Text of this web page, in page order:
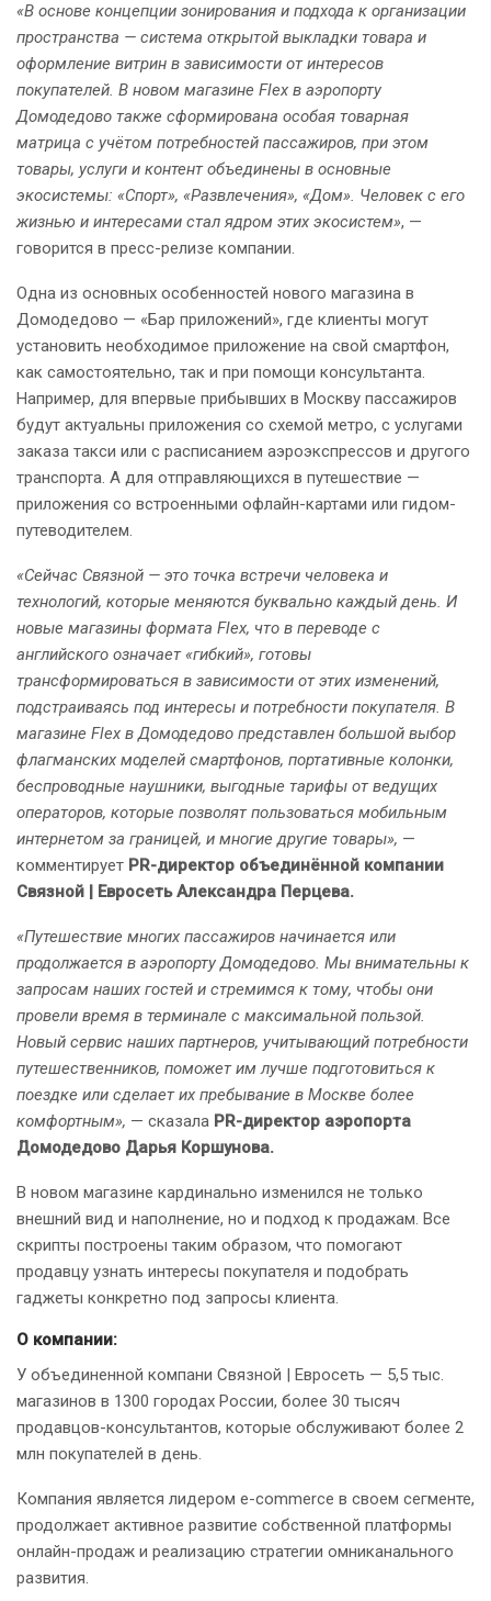
«В основе концепции зонирования и подхода к организации
пространства — система открытой выкладки товара и
оформление витрин в зависимости от интересов
покупателей. В новом магазине Flex в аэропорту
Домодедово также сформирована особая товарная
матрица с учётом потребностей пассажиров, при этом
товары, услуги и контент объединены в основные
экосистемы: «Спорт», «Развлечения», «Дом». Человек с его
жизнью и интересами стал ядром этих экосистем», —
говорится в пресс-релизе компании.
Одна из основных особенностей нового магазина в
Домодедово — «Бар приложений», где клиенты могут
установить необходимое приложение на свой смартфон,
как самостоятельно, так и при помощи консультанта.
Например, для впервые прибывших в Москву пассажиров
будут актуальны приложения со схемой метро, с услугами
заказа такси или с расписанием аэроэкспрессов и другого
транспорта. А для отправляющихся в путешествие —
приложения со встроенными офлайн-картами или гидом-
путеводителем.
«Сейчас Связной — это точка встречи человека и
технологий, которые меняются буквально каждый день. И
новые магазины формата Flex, что в переводе с
английского означает «гибкий», готовы
трансформироваться в зависимости от этих изменений,
подстраиваясь под интересы и потребности покупателя. В
магазине Flex в Домодедово представлен большой выбор
флагманских моделей смартфонов, портативные колонки,
беспроводные наушники, выгодные тарифы от ведущих
операторов, которые позволят пользоваться мобильным
интернетом за границей, и многие другие товары», —
комментирует PR-директор объединённой компании
Связной | Евросеть Александра Перцева.
«Путешествие многих пассажиров начинается или
продолжается в аэропорту Домодедово. Мы внимательны к
запросам наших гостей и стремимся к тому, чтобы они
провели время в терминале с максимальной пользой.
Новый сервис наших партнеров, учитывающий потребности
путешественников, поможет им лучше подготовиться к
поездке или сделает их пребывание в Москве более
комфортным», — сказала PR-директор аэропорта
Домодедово Дарья Коршунова.
В новом магазине кардинально изменился не только
внешний вид и наполнение, но и подход к продажам. Все
скрипты построены таким образом, что помогают
продавцу узнать интересы покупателя и подобрать
гаджеты конкретно под запросы клиента.
О компании:
У объединенной компани Связной | Евросеть — 5,5 тыс.
магазинов в 1300 городах России, более 30 тысяч
продавцов-консультантов, которые обслуживают более 2
млн покупателей в день.
Компания является лидером е-commerce в своем сегменте,
продолжает активное развитие собственной платформы
онлайн-продаж и реализацию стратегии омниканального
развития.